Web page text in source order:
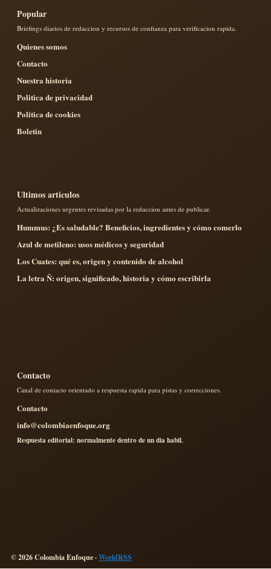
Popular
Briefings diarios de redaccion y recursos de confianza para verificacion rapida.
Quienes somos
Contacto
Nuestra historia
Politica de privacidad
Politica de cookies
Boletin
Ultimos articulos
Actualizaciones urgentes revisadas por la redaccion antes de publicar.
Hummus: ¿Es saludable? Beneficios, ingredientes y cómo comerlo
Azul de metileno: usos médicos y seguridad
Los Cuates: qué es, origen y contenido de alcohol
La letra Ñ: origen, significado, historia y cómo escribirla
Contacto
Canal de contacto orientado a respuesta rapida para pistas y correcciones.
Contacto
info@colombiaenfoque.org
Respuesta editorial: normalmente dentro de un dia habil.
© 2026 Colombia Enfoque ·WorldRSS